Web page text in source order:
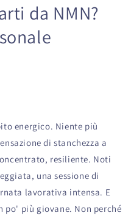
da NMN?
energico. Niente più
di stanchezza a
resiliente. Noti
una sessione di
lavorativa intensa. E
po' più giovane. Non perché